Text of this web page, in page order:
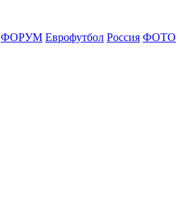
ФОРУМ Еврофутбол Россия ФОТО